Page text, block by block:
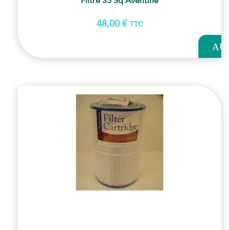
48,00 € TTC
AU